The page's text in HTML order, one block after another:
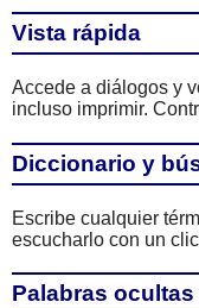
Vista rápida
Accede a diálogos y
incluso imprimir.
Diccionario y
Escribe cualquier
escucharlo con un
Palabras ocultas